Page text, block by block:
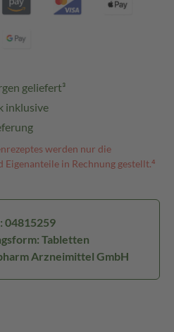
geliefert³
inklusive
werden nur die
Eigenanteile in Rechnung gestellt.⁴
04815259
Tabletten
Arzneimittel GmbH